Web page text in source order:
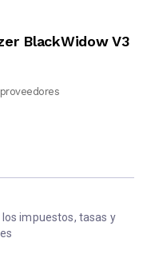
BlackWidow V3
impuestos, tasas y